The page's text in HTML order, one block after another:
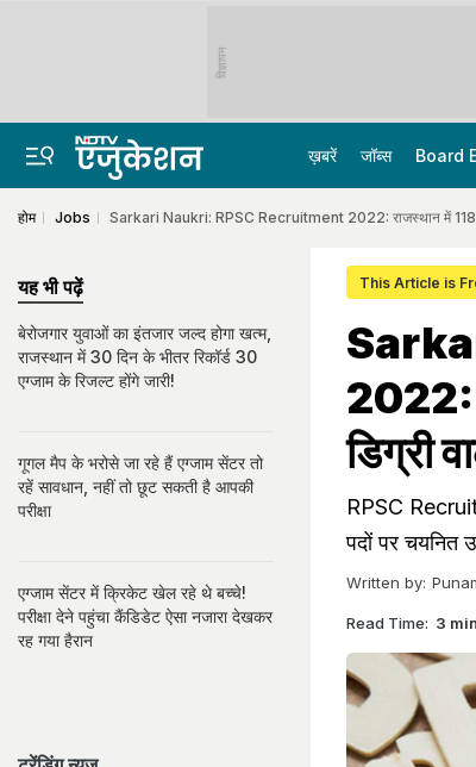
विज्ञापन
ख़बरें जॉब्स Board
होम Jobs Sarkari Naukri: RPSC Recruitment 2022: राजस्थान में 118
This Article is
2022:
डिग्री
RPSC
पदों पर चयनित
Written by:
Read Time: 3
यह भी पढ़ें
बेरोजगार युवाओं का इंतजार जल्द होगा खत्म,
राजस्थान में 30 दिन के भीतर रिकॉर्ड 30
एग्जाम के रिजल्ट होंगे जारी!
गूगल मैप के भरोसे जा रहे हैं एग्‍जाम सेंटर तो
रहें सावधान, नहीं तो छूट सकती है आपकी
परीक्षा
एग्जाम सेंटर में क्रिकेट खेल रहे थे बच्चे!
परीक्षा देने पहुंचा कैंडिडेट ऐसा नजारा देखकर
रह गया हैरान